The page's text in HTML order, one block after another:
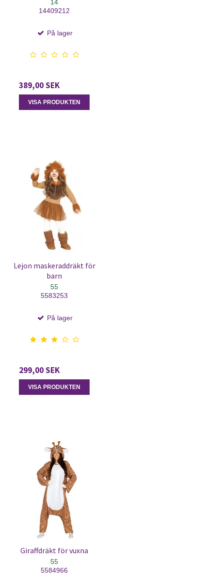
14
14409212
På lager
389,00 SEK
VISA PRODUKTEN
Lejon maskeraddräkt för
barn
55
5583253
På lager
299,00 SEK
VISA PRODUKTEN
Giraffdräkt för vuxna
55
5584966